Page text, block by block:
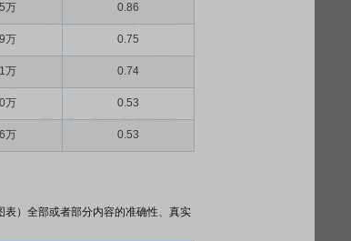
万 0.86
万 0.75
万 0.74
万 0.53
万 0.53
）全部或者部分内容的准确性、真实